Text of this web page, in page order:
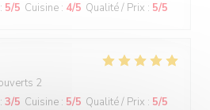
: 5/5 Cuisine : 4/5 Qualité / Prix : 5/5
2
: 3/5 Cuisine : 5/5 Qualité / Prix : 5/5